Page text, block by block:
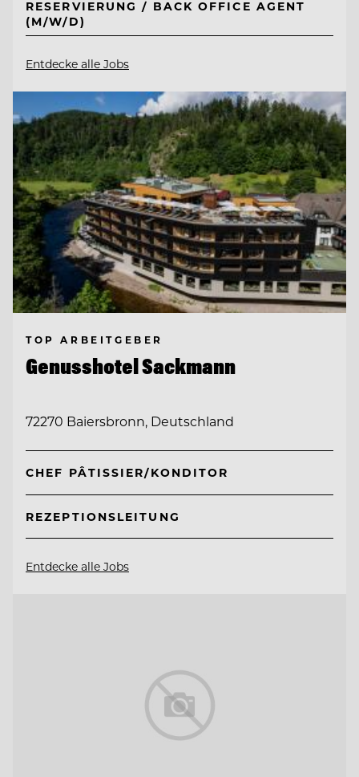
RESERVIERUNG / BACK OFFICE AGENT
(M/W/D)
Entdecke alle Jobs
TOP ARBEITGEBER
Genusshotel Sackmann
72270 Baiersbronn, Deutschland
CHEF PÂTISSIER/KONDITOR
REZEPTIONSLEITUNG
Entdecke alle Jobs